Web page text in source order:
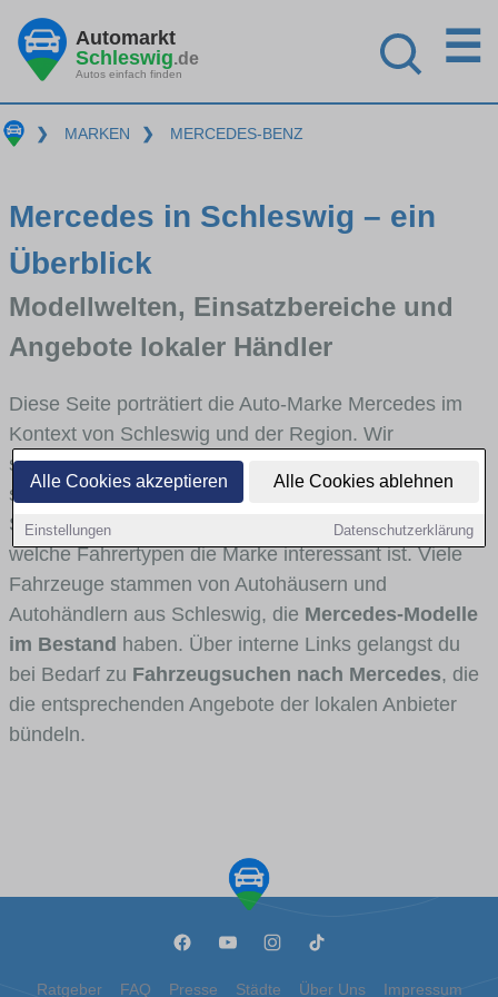
Alle Cookies akzeptieren Alle Cookies ablehnen
Einstellungen Datenschutzerklärung
Automarkt
Schleswig.de
Autos einfach finden
☰
❯ MARKEN ❯ MERCEDES-BENZ
Mercedes in Schleswig – ein
Überblick
Modellwelten, Einsatzbereiche und
Angebote lokaler Händler
Diese Seite porträtiert die Auto-Marke Mercedes im
Kontext von Schleswig und der Region. Wir
skizzieren, in welchen Fahrzeugklassen Mercedes
stark vertreten ist, welche Modellreihen häufig im
Stadt- und Umlandverkehr zu sehen sind und für
welche Fahrertypen die Marke interessant ist. Viele
Fahrzeuge stammen von Autohäusern und
Autohändlern aus Schleswig, die Mercedes-Modelle
im Bestand haben. Über interne Links gelangst du
bei Bedarf zu Fahrzeugsuchen nach Mercedes, die
die entsprechenden Angebote der lokalen Anbieter
bündeln.
Ratgeber FAQ Presse Städte Über Uns Impressum